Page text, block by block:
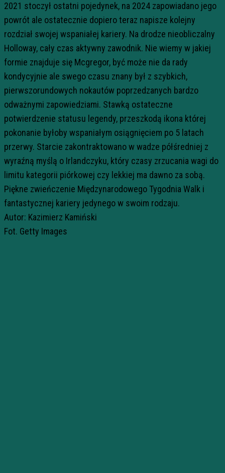
2021 stoczył ostatni pojedynek, na 2024 zapowiadano jego
powrót ale ostatecznie dopiero teraz napisze kolejny
rozdział swojej wspaniałej kariery. Na drodze nieobliczalny
Holloway, cały czas aktywny zawodnik. Nie wiemy w jakiej
formie znajduje się Mcgregor, być może nie da rady
kondycyjnie ale swego czasu znany był z szybkich,
pierwszorundowych nokautów poprzedzanych bardzo
odważnymi zapowiedziami. Stawką ostateczne
potwierdzenie statusu legendy, przeszkodą ikona której
pokonanie byłoby wspaniałym osiągnięciem po 5 latach
przerwy. Starcie zakontraktowano w wadze półśredniej z
wyraźną myślą o Irlandczyku, który czasy zrzucania wagi do
limitu kategorii piórkowej czy lekkiej ma dawno za sobą.
Piękne zwieńczenie Międzynarodowego Tygodnia Walk i
fantastycznej kariery jedynego w swoim rodzaju.
Autor: Kazimierz Kamiński
Fot. Getty Images